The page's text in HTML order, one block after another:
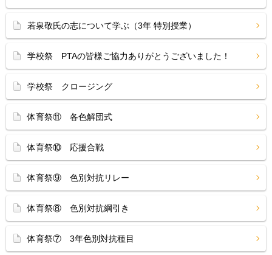
若泉敬氏の志について学ぶ（3年 特別授業）
学校祭 PTAの皆様ご協力ありがとうございました！
学校祭 クロージング
体育祭⑪ 各色解団式
体育祭⑩ 応援合戦
体育祭⑨ 色別対抗リレー
体育祭⑧ 色別対抗綱引き
体育祭⑦ 3年色別対抗種目